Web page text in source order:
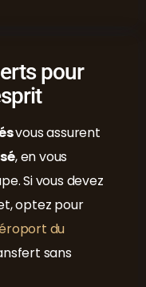
pour
vous assurent
, en vous
Si vous devez
optez pour
du
sans